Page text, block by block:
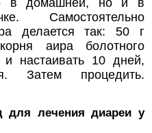
в домашней, но и в
Самостоятельно
делается так: 50 г
аира болотного
настаивать 10 дней,
Затем процедить.
для лечения диареи у